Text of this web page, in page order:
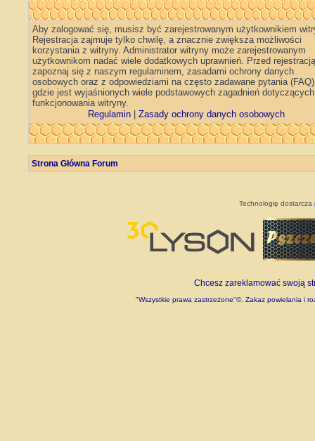
Aby zalogować się, musisz być zarejestrowanym użytkownikiem
Rejestracja zajmuje tylko chwilę, a znacznie zwiększa możliwości
korzystania z witryny. Administrator witryny może zarejestrowanym
użytkownikom nadać wiele dodatkowych uprawnień. Przed rejestracją
zapoznaj się z naszym regulaminem, zasadami ochrony danych
osobowych oraz z odpowiedziami na często zadawane pytania
gdzie jest wyjaśnionych wiele podstawowych zagadnień dotyczących
funkcjonowania witryny.
Regulamin
Zasady ochrony danych osobowych
Strona Główna Forum
Technologię dostarcza
Chcesz zareklamować swoją
"Wszystkie prawa zastrzeżone"©. Zakaz powielania i